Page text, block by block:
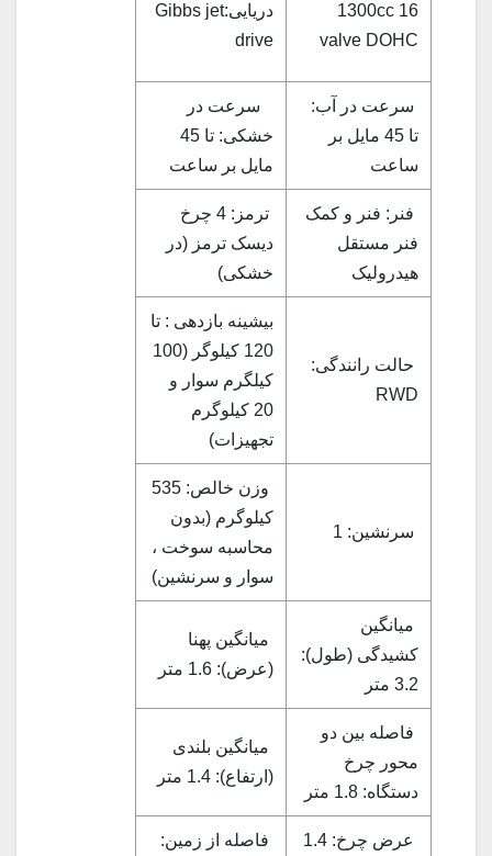
1300cc 16
valve DOHC
دریایی:Gibbs jet
drive
سرعت در آب:
تا 45 مایل بر
ساعت
سرعت در
خشکی: تا 45
مایل بر ساعت
فنر: فنر و کمک
فنر مستقل
هیدرولیک
ترمز: 4 چرخ
دیسک ترمز (در
خشکی)
حالت رانندگی:
RWD
بیشینه بازدهی : تا
120 کیلوگر (100
کیلگرم سوار و
20 کیلوگرم
تجهیزات)
سرنشین: 1
وزن خالص: 535
کیلوگرم (بدون
محاسبه سوخت ،
سوار و سرنشین)
میانگین
کشیدگی (طول):
3.2 متر
میانگین پهنا
(عرض): 1.6 متر
فاصله بین دو
محور چرخ
دستگاه: 1.8 متر
میانگین بلندی
(ارتفاع): 1.4 متر
عرض چرخ: 1.4
فاصله از زمین: